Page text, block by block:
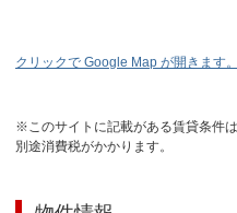
クリックで Google Map が開きます。
※このサイトに記載がある賃貸条件
別途消費税がかかります。